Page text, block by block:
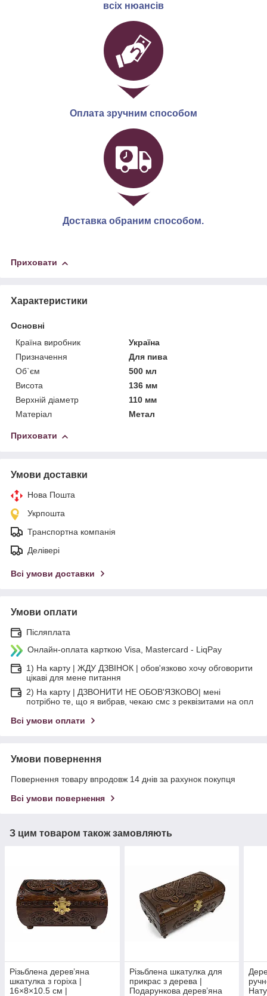
всіх нюансів
Оплата зручним способом
Доставка обраним способом.
Приховати
Характеристики
Основні
Країна виробник
Україна
Призначення
Для пива
Об`єм
500 мл
Висота
136 мм
Верхній діаметр
110 мм
Матеріал
Метал
Приховати
Умови доставки
Нова Пошта
Укрпошта
Транспортна компанія
Делівері
Всі умови доставки
Умови оплати
Післяплата
Онлайн-оплата карткою Visa, Mastercard - LiqPay
1) На карту | ЖДУ ДЗВІНОК | обов'язково хочу обговорити
цікаві для мене питання
2) На карту | ДЗВОНИТИ НЕ ОБОВ'ЯЗКОВО| мені
потрібно те, що я вибрав, чекаю смс з реквізитами на опл
Всі умови оплати
Умови повернення
Повернення товару впродовж 14 днів за рахунок покупця
Всі умови повернення
З цим товаром також замовляють
Різьблена дерев’яна
шкатулка з горіха |
16×8×10.5 см |
Різьблена шкатулка для
прикрас з дерева |
Подарункова дерев’яна